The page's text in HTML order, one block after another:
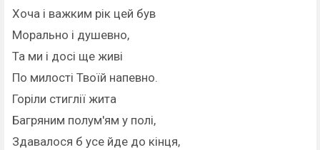
Хоча і важким рік цей був
Морально і душевно,
Та ми і досі ще живі
По милості Твоїй напевно.
Горіли стиглії жита
Багряним полум'ям у полі,
Здавалося б усе йде до кінця,